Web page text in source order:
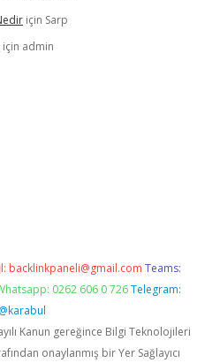
için Sarp
için admin
backlinkpaneli@gmail.com Teams:
0262 606 0 726 Telegram:
@karabul
Kanun gereğince Bilgi Teknolojileri
onaylanmış bir Yer Sağlayıcı